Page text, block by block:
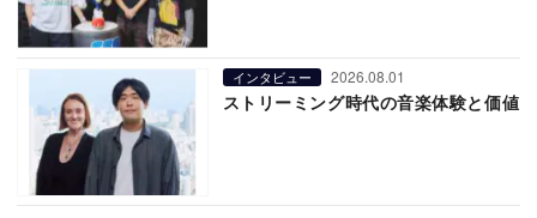
インタビュー 2026.08.01
ストリーミング時代の音楽体験と価値